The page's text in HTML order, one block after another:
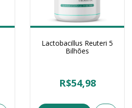
Lactobacillus Reuteri 5
Bilhões
R$54,98